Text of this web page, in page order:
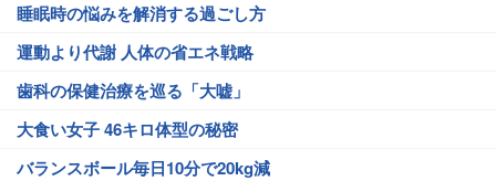
睡眠時の悩みを解消する過ごし方
運動より代謝 人体の省エネ戦略
歯科の保健治療を巡る「大嘘」
大食い女子 46キロ体型の秘密
バランスボール毎日10分で20kg減